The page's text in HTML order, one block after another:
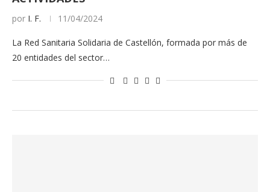
por I. F. 11/04/2024
La Red Sanitaria Solidaria de Castellón, formada por más de
20 entidades del sector…